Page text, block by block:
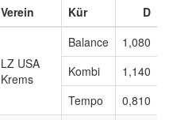
Verein Kür D
LZ USA
Krems
Balance 1,080
Kombi
1,140
Tempo
0,810